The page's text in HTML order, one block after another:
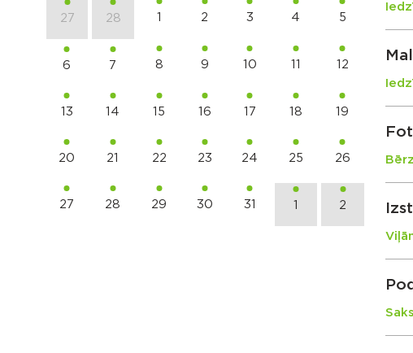
27 28 1 2 3 4 5
6 7 8 9 10 11 12
13 14 15 16 17 18 19
20 21 22 23 24 25 26
27 28 29 30 31 1 2